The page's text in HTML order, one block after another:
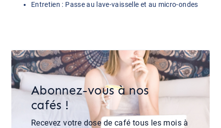
Entretien : Passe au lave-vaisselle et au micro-ondes
Abonnez-vous à nos
cafés !
Recevez votre dose de café tous les mois à